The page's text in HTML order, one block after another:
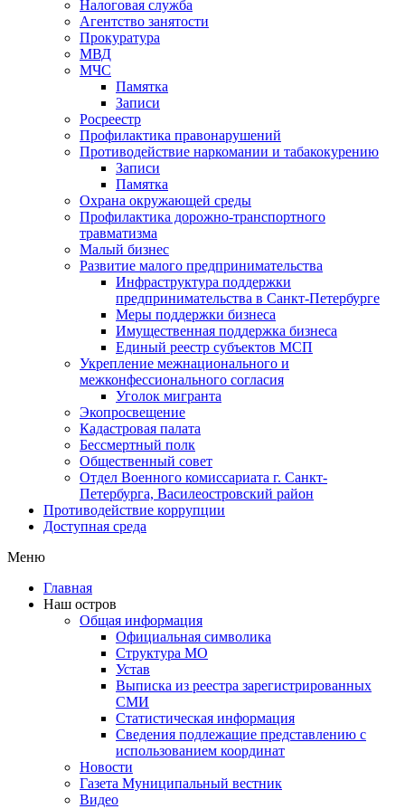
Налоговая служба
Агентство занятости
Прокуратура
МВД
МЧС
Памятка
Записи
Росреестр
Профилактика правонарушений
Противодействие наркомании и табакокурению
Записи
Памятка
Охрана окружающей среды
Профилактика дорожно-транспортного
травматизма
Малый бизнес
Развитие малого предпринимательства
Инфраструктура поддержки
предпринимательства в Санкт-Петербурге
Меры поддержки бизнеса
Имущественная поддержка бизнеса
Единый реестр субъектов МСП
Укрепление межнационального и
межконфессионального согласия
Уголок мигранта
Экопросвещение
Кадастровая палата
Бессмертный полк
Общественный совет
Отдел Военного комиссариата г. Санкт-
Петербурга, Василеостровский район
Противодействие коррупции
Доступная среда
Меню
Главная
Наш остров
Общая информация
Официальная символика
Структура МО
Устав
Выписка из реестра зарегистрированных
СМИ
Статистическая информация
Сведения подлежащие представлению с
использованием координат
Новости
Газета Муниципальный вестник
Видео